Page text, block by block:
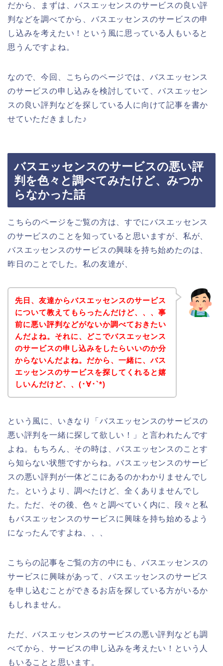
だから、まずは、バスエッセンスのサービスの良い評
判などを調べてから、バスエッセンスのサービスの申
し込みを考えたい！という風に思っている人もいると
思うんですよね。
なので、今回、こちらのページでは、バスエッセンス
のサービスの申し込みを検討していて、バスエッセン
スの良い評判などを探している人に向けて記事を書か
せていただきました♪
バスエッセンスのサービスの悪い評
判を色々と調べてみたけど、みつか
らなかった話
こちらのページをご覧の方は、すでにバスエッセンス
のサービスのことを知っていると思いますが、私が、
バスエッセンスのサービスの興味を持ち始めたのは、
昨日のことでした。私の友達が、
先日、友達からバスエッセンスのサービス
について教えてもらったんだけど、、、事
前に悪い評判などがないか調べておきたい
んだよね。それに、どこでバスエッセンス
のサービスの申し込みをしたらいいのか分
からないんだよね。だから、一緒に、バス
エッセンスのサービスを探してくれると嬉
しいんだけど、、(･∀･`*)
という風に、いきなり「バスエッセンスのサービスの
悪い評判を一緒に探して欲しい！」と言われたんです
よね。もちろん、その時は、バスエッセンスのことす
ら知らない状態ですからね。バスエッセンスのサービ
スの悪い評判が一体どこにあるのかわかりませんでし
た。というより、調べたけど、全くありませんでし
た。ただ、その後、色々と調べていく内に、段々と私
もバスエッセンスのサービスに興味を持ち始めるよう
になったんですよね、、、
こちらの記事をご覧の方の中にも、バスエッセンスの
サービスに興味があって、バスエッセンスのサービス
を申し込むことができるお店を探している方がいるか
もしれません。
ただ、バスエッセンスのサービスの悪い評判なども調
べてから、サービスの申し込みを考えたい！という人
もいることと思います。